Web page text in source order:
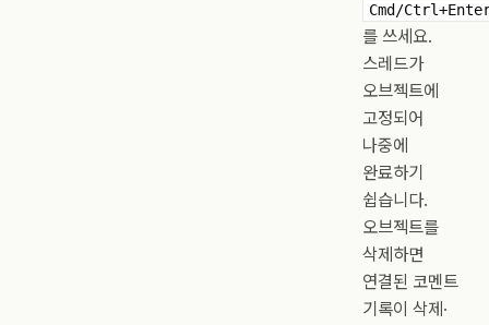
Cmd/
를 쓰세요.
스레드가
오브젝트에
고정되어
나중에
완료하기
쉽습니다.
오브젝트를
삭제하면
연결된 코멘트
기록이 삭제·